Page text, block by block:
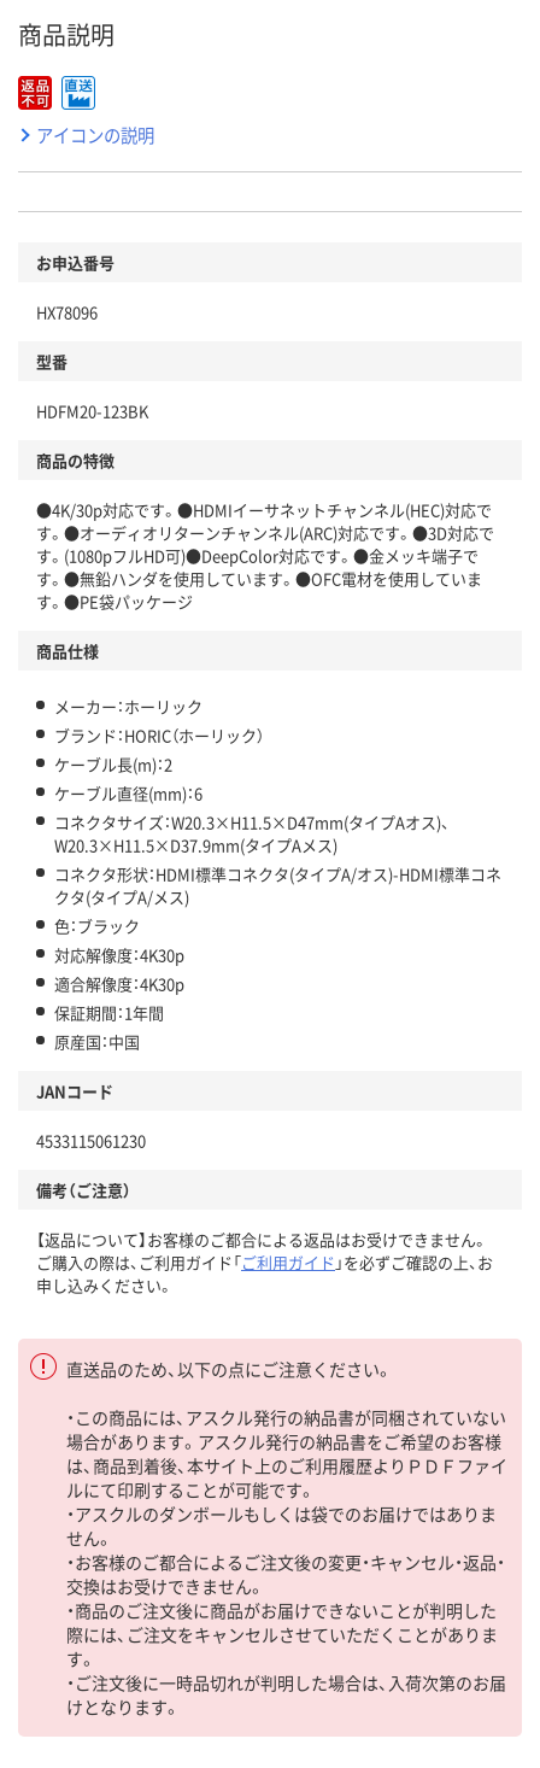
商品説明
アイコンの説明
お申込番号
HX78096
型番
HDFM20-123BK
商品の特徴
●4K/30p対応です。●HDMIイーサネットチャンネル(HEC)対応で
す。●オーディオリターンチャンネル(ARC)対応です。●3D対応で
す。(1080pフルHD可)●DeepColor対応です。●金メッキ端子で
す。●無鉛ハンダを使用しています。●OFC電材を使用していま
す。●PE袋パッケージ
商品仕様
メーカー：ホーリック
ブランド：HORIC（ホーリック）
ケーブル長(m)：2
ケーブル直径(mm)：6
コネクタサイズ：W20.3×H11.5×D47mm(タイプAオス)、
W20.3×H11.5×D37.9mm(タイプAメス)
コネクタ形状：HDMI標準コネクタ(タイプA/オス)-HDMI標準コネ
クタ(タイプA/メス)
色：ブラック
対応解像度：4K30p
適合解像度：4K30p
保証期間：1年間
原産国：中国
JANコード
4533115061230
備考（ご注意）
【返品について】お客様のご都合による返品はお受けできません。
ご購入の際は、ご利用ガイド「ご利用ガイド 」を必ずご確認の上、お
申し込みください。
直送品のため、以下の点にご注意ください。
・この商品には、アスクル発行の納品書が同梱されていない
場合があります。アスクル発行の納品書をご希望のお客様
は、商品到着後、本サイト上のご利用履歴よりＰＤＦファイ
ルにて印刷することが可能です。
・アスクルのダンボールもしくは袋でのお届けではありま
せん。
・お客様のご都合によるご注文後の変更・キャンセル・返品・
交換はお受けできません。
・商品のご注文後に商品がお届けできないことが判明した
際には、ご注文をキャンセルさせていただくことがありま
す。
・ご注文後に一時品切れが判明した場合は、入荷次第のお届
けとなります。